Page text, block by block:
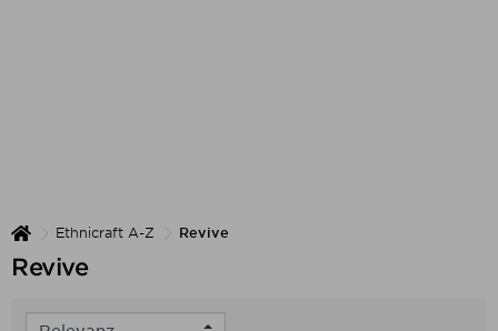
Ethnicraft A-Z Revive
Revive